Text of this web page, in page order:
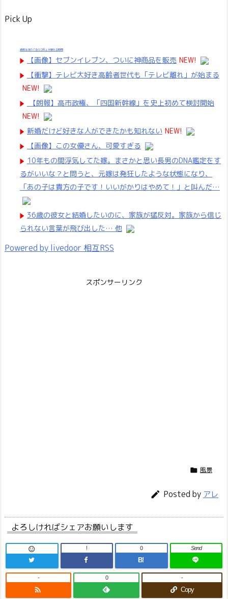
Pick Up
結婚生活の「当たり前」が壊れる瞬間
【画像】セブンイレブン、ついに神商品を販売 NEW!
【衝撃】テレビ大好き高齢者世代も「テレビ離れ」が始まる
NEW!
【朗報】高市政権、「四国新幹線」を史上初めて検討開始
NEW!
新婚だけど好きな人ができたかも知れない NEW!
【画像】この女優さん、可愛すぎる
10年もの間浮気してた嫁。まさかと思い長男のDNA鑑定をす
るがいいな？と問うと、元嫁は発狂したような状態になり、
「あの子は貴方の子です！いいがかりはやめて！」と叫んだ…
36歳の彼女と結婚したいのに、家族が猛反対。家族から信じ
られない言葉が飛び出した… 他
Powered by livedoor 相互RSS
スポンサーリンク
 風景
 Posted by アレ
よろしければシェアお願いします
 !
B!
0 Send

- 0
Copy
-